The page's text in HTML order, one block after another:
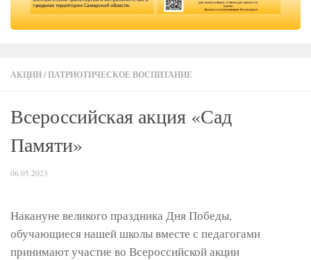
АКЦИИ/ПАТРИОТИЧЕСКОЕ ВОСПИТАНИЕ
Всероссийская акция «Сад
Памяти»
06.05.2023
Накануне великого праздника Дня Победы,
обучающиеся нашей школы вместе с педагогами
принимают участие во Всероссийской акции